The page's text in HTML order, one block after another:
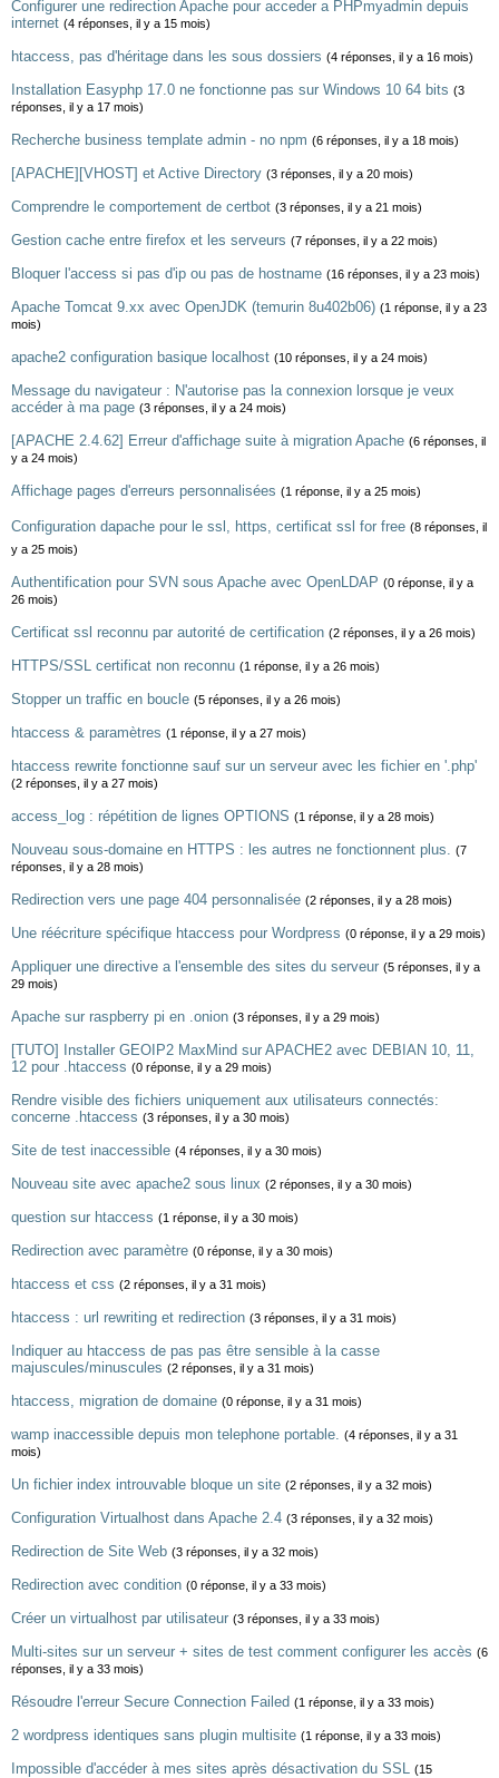
Configurer une redirection Apache pour acceder a PHPmyadmin depuis
internet (4 réponses, il y a 15 mois)
htaccess, pas d'héritage dans les sous dossiers (4 réponses, il y a 16 mois)
Installation Easyphp 17.0 ne fonctionne pas sur Windows 10 64 bits (3
réponses, il y a 17 mois)
Recherche business template admin - no npm (6 réponses, il y a 18 mois)
[APACHE][VHOST] et Active Directory (3 réponses, il y a 20 mois)
Comprendre le comportement de certbot (3 réponses, il y a 21 mois)
Gestion cache entre firefox et les serveurs (7 réponses, il y a 22 mois)
Bloquer l'access si pas d'ip ou pas de hostname (16 réponses, il y a 23 mois)
Apache Tomcat 9.xx avec OpenJDK (temurin 8u402b06) (1 réponse, il y a 23
mois)
apache2 configuration basique localhost (10 réponses, il y a 24 mois)
Message du navigateur : N'autorise pas la connexion lorsque je veux
accéder à ma page (3 réponses, il y a 24 mois)
[APACHE 2.4.62] Erreur d'affichage suite à migration Apache (6 réponses, il
y a 24 mois)
Affichage pages d'erreurs personnalisées (1 réponse, il y a 25 mois)
Configuration dapache pour le ssl, https, certificat ssl for free (8 réponses, il
y a 25 mois)
Authentification pour SVN sous Apache avec OpenLDAP (0 réponse, il y a
26 mois)
Certificat ssl reconnu par autorité de certification (2 réponses, il y a 26 mois)
HTTPS/SSL certificat non reconnu (1 réponse, il y a 26 mois)
Stopper un traffic en boucle (5 réponses, il y a 26 mois)
htaccess & paramètres (1 réponse, il y a 27 mois)
htaccess rewrite fonctionne sauf sur un serveur avec les fichier en '.php'
(2 réponses, il y a 27 mois)
access_log : répétition de lignes OPTIONS (1 réponse, il y a 28 mois)
Nouveau sous-domaine en HTTPS : les autres ne fonctionnent plus. (7
réponses, il y a 28 mois)
Redirection vers une page 404 personnalisée (2 réponses, il y a 28 mois)
Une réécriture spécifique htaccess pour Wordpress (0 réponse, il y a 29 mois)
Appliquer une directive a l'ensemble des sites du serveur (5 réponses, il y a
29 mois)
Apache sur raspberry pi en .onion (3 réponses, il y a 29 mois)
[TUTO] Installer GEOIP2 MaxMind sur APACHE2 avec DEBIAN 10, 11,
12 pour .htaccess (0 réponse, il y a 29 mois)
Rendre visible des fichiers uniquement aux utilisateurs connectés:
concerne .htaccess (3 réponses, il y a 30 mois)
Site de test inaccessible (4 réponses, il y a 30 mois)
Nouveau site avec apache2 sous linux (2 réponses, il y a 30 mois)
question sur htaccess (1 réponse, il y a 30 mois)
Redirection avec paramètre (0 réponse, il y a 30 mois)
htaccess et css (2 réponses, il y a 31 mois)
htaccess : url rewriting et redirection (3 réponses, il y a 31 mois)
Indiquer au htaccess de pas pas être sensible à la casse
majuscules/minuscules (2 réponses, il y a 31 mois)
htaccess, migration de domaine (0 réponse, il y a 31 mois)
wamp inaccessible depuis mon telephone portable. (4 réponses, il y a 31
mois)
Un fichier index introuvable bloque un site (2 réponses, il y a 32 mois)
Configuration Virtualhost dans Apache 2.4 (3 réponses, il y a 32 mois)
Redirection de Site Web (3 réponses, il y a 32 mois)
Redirection avec condition (0 réponse, il y a 33 mois)
Créer un virtualhost par utilisateur (3 réponses, il y a 33 mois)
Multi-sites sur un serveur + sites de test comment configurer les accès (6
réponses, il y a 33 mois)
Résoudre l'erreur Secure Connection Failed (1 réponse, il y a 33 mois)
2 wordpress identiques sans plugin multisite (1 réponse, il y a 33 mois)
Impossible d'accéder à mes sites après désactivation du SSL (15